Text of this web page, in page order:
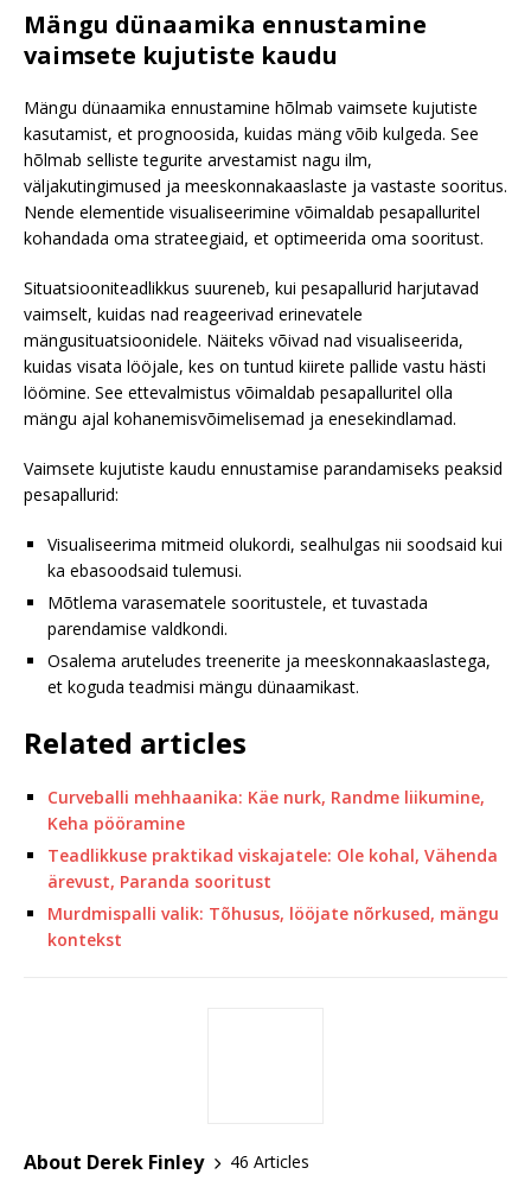
Mängu dünaamika ennustamine
vaimsete kujutiste kaudu
Mängu dünaamika ennustamine hõlmab vaimsete kujutiste
kasutamist, et prognoosida, kuidas mäng võib kulgeda. See
hõlmab selliste tegurite arvestamist nagu ilm,
väljakutingimused ja meeskonnakaaslaste ja vastaste sooritus.
Nende elementide visualiseerimine võimaldab pesapalluritel
kohandada oma strateegiaid, et optimeerida oma sooritust.
Situatsiooniteadlikkus suureneb, kui pesapallurid harjutavad
vaimselt, kuidas nad reageerivad erinevatele
mängusituatsioonidele. Näiteks võivad nad visualiseerida,
kuidas visata lööjale, kes on tuntud kiirete pallide vastu hästi
löömine. See ettevalmistus võimaldab pesapalluritel olla
mängu ajal kohanemisvõimelisemad ja enesekindlamad.
Vaimsete kujutiste kaudu ennustamise parandamiseks peaksid
pesapallurid:
Visualiseerima mitmeid olukordi, sealhulgas nii soodsaid kui
ka ebasoodsaid tulemusi.
Mõtlema varasematele sooritustele, et tuvastada
parendamise valdkondi.
Osalema aruteludes treenerite ja meeskonnakaaslastega,
et koguda teadmisi mängu dünaamikast.
Related articles
Curveballi mehhaanika: Käe nurk, Randme liikumine,
Keha pööramine
Teadlikkuse praktikad viskajatele: Ole kohal, Vähenda
ärevust, Paranda sooritust
Murdmispalli valik: Tõhusus, lööjate nõrkused, mängu
kontekst
About Derek Finley
46 Articles